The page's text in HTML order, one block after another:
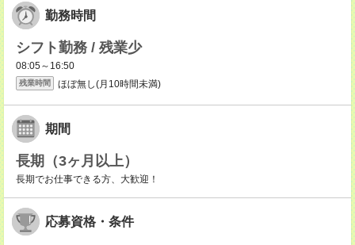
勤務時間
シフト勤務 / 残業少
08:05～16:50
残業時間 ほぼ無し(月10時間未満)
期間
長期（3ヶ月以上）
長期でお仕事できる方、大歓迎！
応募資格・条件